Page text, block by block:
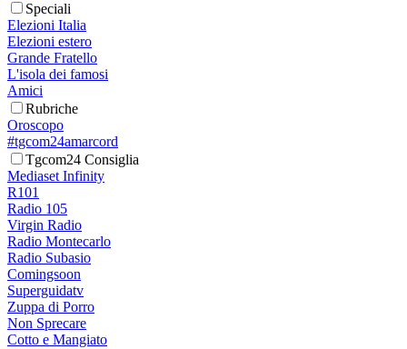
Speciali
Elezioni Italia
Elezioni estero
Grande Fratello
L'isola dei famosi
Amici
Rubriche
Oroscopo
#tgcom24amarcord
Tgcom24 Consiglia
Mediaset Infinity
R101
Radio 105
Virgin Radio
Radio Montecarlo
Radio Subasio
Comingsoon
Superguidatv
Zuppa di Porro
Non Sprecare
Cotto e Mangiato